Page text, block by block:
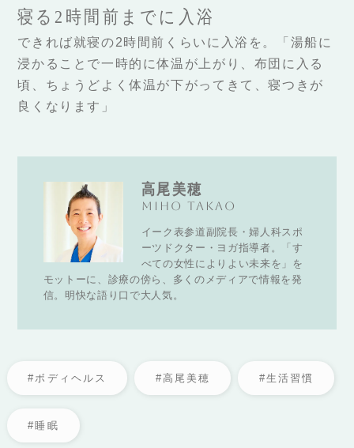
寝る2時間前までに入浴
できれば就寝の2時間前くらいに入浴を。「湯船に
浸かることで一時的に体温が上がり、布団に入る
頃、ちょうどよく体温が下がってきて、寝つきが
良くなります」
高尾美穂
Miho Takao
イーク表参道副院長・婦人科スポ
ーツドクター・ヨガ指導者。「す
べての女性によりよい未来を」を
モットーに、診療の傍ら、多くのメディアで情報を発
信。明快な語り口で大人気。
#ボディヘルス #高尾美穂 #生活習慣
#睡眠